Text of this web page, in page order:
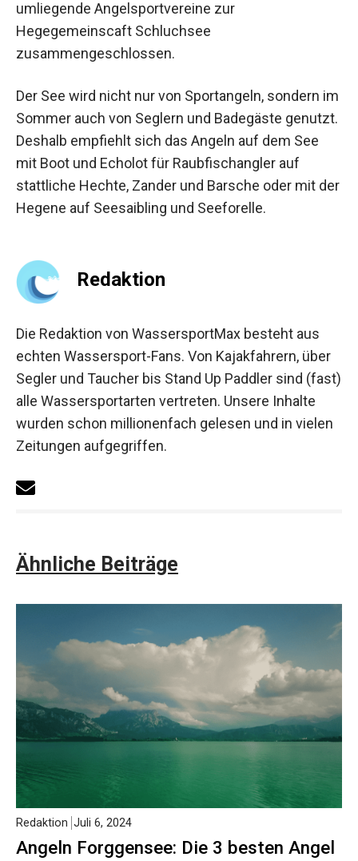
umliegende Angelsportvereine zur
Hegegemeinscaft Schluchsee
zusammengeschlossen.
Der See wird nicht nur von Sportangeln, sondern im
Sommer auch von Seglern und Badegäste genutzt.
Deshalb empfiehlt sich das Angeln auf dem See
mit Boot und Echolot für Raubfischangler auf
stattliche Hechte, Zander und Barsche oder mit der
Hegene auf Seesaibling und Seeforelle.
Redaktion
Die Redaktion von WassersportMax besteht aus
echten Wassersport-Fans. Von Kajakfahrern, über
Segler und Taucher bis Stand Up Paddler sind (fast)
alle Wassersportarten vertreten. Unsere Inhalte
wurden schon millionenfach gelesen und in vielen
Zeitungen aufgegriffen.
Ähnliche Beiträge
Angeln Forggensee: Die 3 besten Angel
Redaktion Juli 6, 2024